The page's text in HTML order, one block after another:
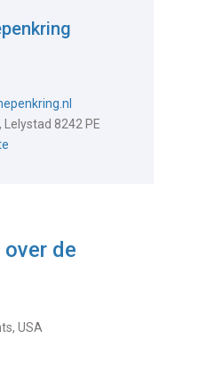
Lelystad 8242 PE
de
USA